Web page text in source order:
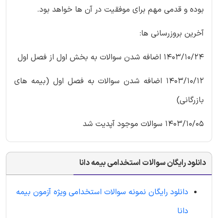
بوده و قدمی مهم برای موفقیت در آن ها خواهد بود.
آخرین بروزرسانی ها:
1403/10/24 اضافه شدن سوالات به بخش اول از فصل اول
1403/10/12 اضافه شدن سوالات به فصل اول (بیمه های
بازرگانی)
1403/10/05 سوالات موجود آپدیت شد
دانلود رایگان سوالات استخدامی بیمه دانا
دانلود رایگان نمونه سوالات استخدامی ویژه آزمون بیمه
دانا